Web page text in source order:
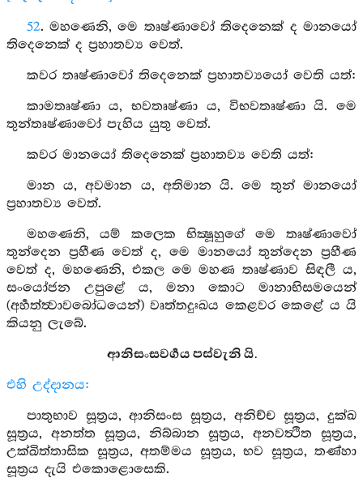
52. මහණෙනි, මෙ තෘෂ්ණාවෝ තිදෙනෙක් ද මානයෝ
තිදෙනෙක් ද ප්‍රහාතව්‍ය වෙත්.
කවර තෘෂ්ණාවෝ තිදෙනෙක් ප්‍රහාතව්‍යයෝ වෙති යත්:
කාමතෘෂ්ණා ය, භවතෘෂ්ණා ය, විභවතෘෂ්ණා යි. මෙ
තුන්තෘෂ්ණාවෝ පැහිය යුතු වෙත්.
කවර මානයෝ තිදෙනෙක් ප්‍රහාතව්‍ය වෙති යත්:
මාන ය, අවමාන ය, අතිමාන යි. මෙ තුන් මානයෝ
ප්‍රහාතව්‍ය වෙත්.
මහණෙනි, යම් කලෙක භික්‍ෂූහුගේ මෙ තෘෂ්ණාවෝ
තුන්දෙන ප්‍රහීණ වෙත් ද, මෙ මානයෝ තුන්දෙන ප්‍රහීණ
වෙත් ද, මහණෙනි, එකල මෙ මහණ තෘෂ්ණාව සිඳලී ය,
සංයෝජන උපුළේ ය, මනා කොට මානාභිසමයෙන්
(අර්‍හත්ත්‍වාවබෝධයෙන්) වෘත්තදුඃඛය කෙළවර කෙළේ ය යි
කියනු ලැබේ.
ආනිසංසවර්‍ගය පස්වැනි යි.
එහි උද්දානය:
පාතුභාව සූත්‍රය, ආනිසංස සූත්‍රය, අනිච්ච සූත්‍රය, දුක්ඛ
සූත්‍රය, අනත්ත සූත්‍රය, නිබ්බාන සූත්‍රය, අනවත්‍ථිත සූත්‍රය,
උක්ඛිත්තාසික සූත්‍රය, අතම්මය සූත්‍රය, භව සූත්‍රය, තණ්හා
සූත්‍රය දැයි එකොළොසෙකි.